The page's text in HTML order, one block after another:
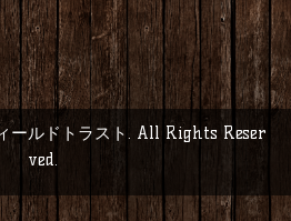
ルドトラスト . All Rights Reser
ved.